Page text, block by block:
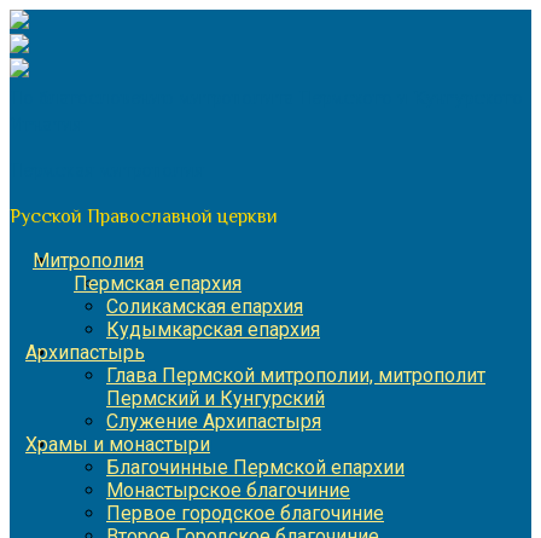
Перейти
к
содержимому
Русской Православной церкви
Митрополия
Пермская епархия
Соликамская епархия
Кудымкарская епархия
Архипастырь
Глава Пермской митрополии, митрополит
Пермский и Кунгурский
Служение Архипастыря
Храмы и монастыри
Благочинные Пермской епархии
Монастырское благочиние
Первое городское благочиние